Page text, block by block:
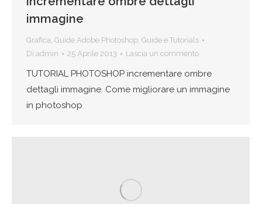
immagine
Grafica, Guide Adobe Photoshop, Guide e Tutorials
Di admin 25 Aprile 2013 Lascia un commento
TUTORIAL PHOTOSHOP incrementare ombre
dettagli immagine. Come migliorare un immagine
in photoshop